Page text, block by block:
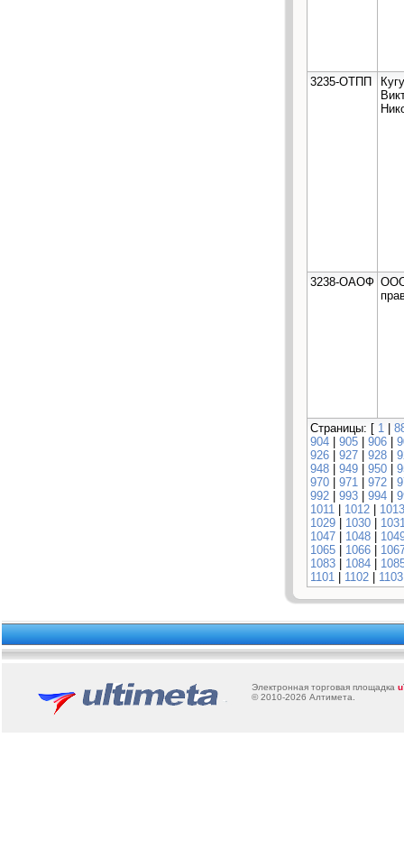
3235-ОТПП
3238-ОАОФ
Страницы: [ 1 |
904 | 905 | 906 |
926 | 927 | 928 |
948 | 949 | 950 |
970 | 971 | 972 |
992 | 993 | 994 |
1011 | 1012 | 1013
1029 | 1030 |
1047 | 1048 |
1065 | 1066 |
1083 | 1084 |
1101 | 1102 | 1103
Электронная торговая площадка u
© 2010-2026 Алтимета